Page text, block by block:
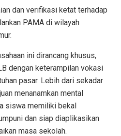
dan verifikasi ketat terhadap
PAMA di wilayah
ini dirancang khusus,
dengan keterampilan vokasi
pasar. Lebih dari sekadar
menanamkan mental
siswa memiliki bekal
dan siap diaplikasikan
masa sekolah.